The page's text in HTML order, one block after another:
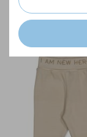
74 СМ (6-9М)